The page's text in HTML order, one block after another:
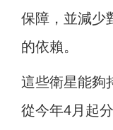
保障，並減少
的依賴。
這些衛星能夠
從今年4月起